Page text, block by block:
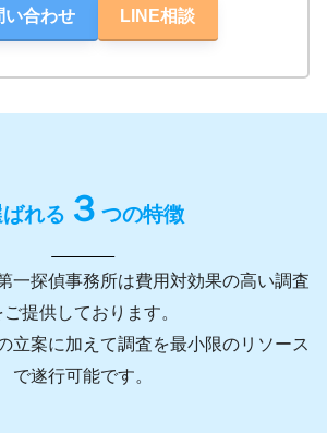
い合わせ LINE相談
れる ３ つの特徴
一探偵事務所は費用対効果の高い調査
ご提供しております。
立案に加えて調査を最小限のリソース
で遂行可能です。